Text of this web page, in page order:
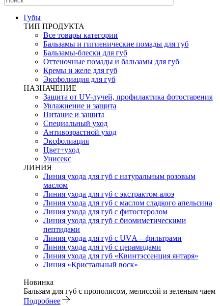
Губы
ТИП ПРОДУКТА
Все товары категории
Бальзамы и гигиенические помады для губ
Бальзамы-блески для губ
Оттеночные помады и бальзамы для губ
Кремы и желе для губ
Эксфолиация для губ
НАЗНАЧЕНИЕ
Защита от UV-лучей, профилактика фотостарения
Увлажнение и защита
Питание и защита
Специальный уход
Антивозрастной уход
Эксфолиация
Цвет+уход
Унисекс
ЛИНИЯ
Линия ухода для губ с натуральным розовым
маслом
Линия ухода для губ с экстрактом алоэ
Линия ухода для губ с маслом сладкого апельсина
Линия ухода для губ с фитостеролом
Линия ухода для губ с биомиметическими
пептидами
Линия ухода для губ с UVА – фильтрами
Линия ухода для губ с церамидами
Линия ухода для губ «Квинтэссенция янтаря»
Линия «Кристальный воск»
Новинка
Бальзам для губ с прополисом, мелиссой и зеленым чаем
Подробнее